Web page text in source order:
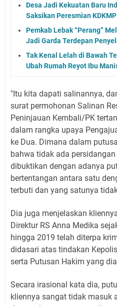
Desa Jadi Kekuatan Baru
Saksikan Peresmian
Pemkab Lebak “Perang”
Jadi Garda Terdepan
Tak Kenal Lelah di Bawah
Ubah Rumah Reyot Ibu
"Itu kita dapati salinannya,
surat permohonan Salinan
Peninjauan Kembali/PK
dalam rangka upaya
ke Dua. Dimana dalam
bahwa tidak ada
dibuktikan dengan adanya
bertentangan antara satu
terbuti dan yang satunya
Dia juga menjelaskan
Direktur RS Anna Medika
hingga 2019 telah diterpa
didasari atas tindakan
serta Putusan Hakim yang
Secara irasional kata dia,
kliennya sangat tidak masuk